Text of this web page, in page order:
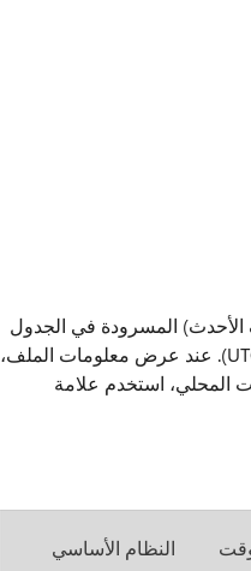
الأحدث) المسرودة في الجدول
التالي. يتم سرد التواريخ والأوقات الخاصة بهذه الملفات بالتوقيت العالمي المتفق عليه (UTC). عند عرض معلومات الملف،
المحلي، استخدم علامة
النظام الأساسي